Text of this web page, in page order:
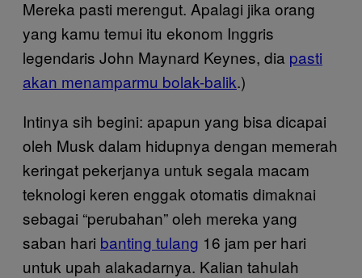
Mereka pasti merengut. Apalagi jika orang
yang kamu temui itu ekonom Inggris
legendaris John Maynard Keynes, dia pasti
akan menamparmu bolak-balik.)
Intinya sih begini: apapun yang bisa dicapai
oleh Musk dalam hidupnya dengan memerah
keringat pekerjanya untuk segala macam
teknologi keren enggak otomatis dimaknai
sebagai “perubahan” oleh mereka yang
saban hari banting tulang 16 jam per hari
untuk upah alakadarnya. Kalian tahulah